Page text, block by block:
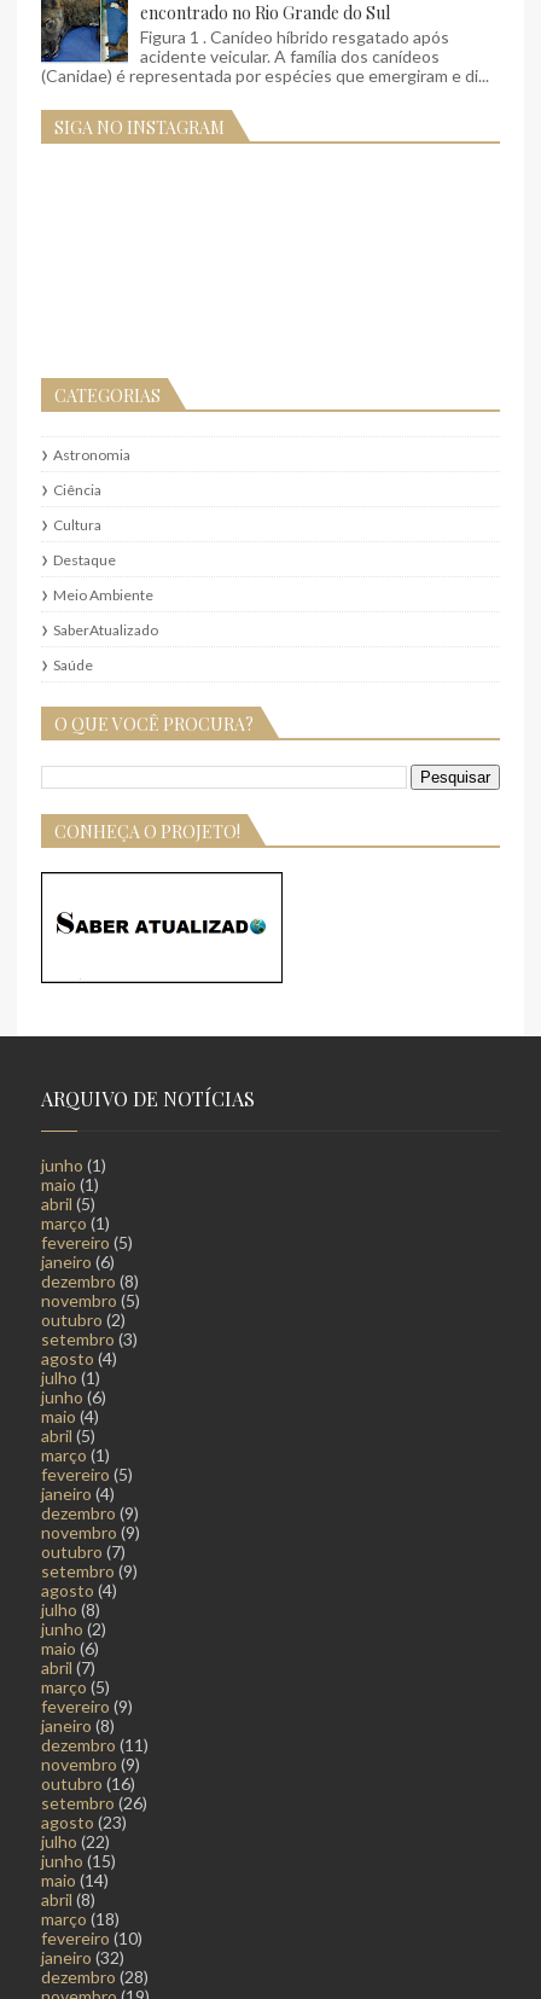
encontrado no Rio Grande do Sul
Figura 1 . Canídeo híbrido resgatado após
acidente veicular. A família dos canídeos
(Canidae) é representada por espécies que emergiram e di...
SIGA NO INSTAGRAM
CATEGORIAS
Astronomia
Ciência
Cultura
Destaque
Meio Ambiente
SaberAtualizado
Saúde
O QUE VOCÊ PROCURA?
CONHEÇA O PROJETO!
ARQUIVO DE NOTÍCIAS
junho (1)
maio (1)
abril (5)
março (1)
fevereiro (5)
janeiro (6)
dezembro (8)
novembro (5)
outubro (2)
setembro (3)
agosto (4)
julho (1)
junho (6)
maio (4)
abril (5)
março (1)
fevereiro (5)
janeiro (4)
dezembro (9)
novembro (9)
outubro (7)
setembro (9)
agosto (4)
julho (8)
junho (2)
maio (6)
abril (7)
março (5)
fevereiro (9)
janeiro (8)
dezembro (11)
novembro (9)
outubro (16)
setembro (26)
agosto (23)
julho (22)
junho (15)
maio (14)
abril (8)
março (18)
fevereiro (10)
janeiro (32)
dezembro (28)